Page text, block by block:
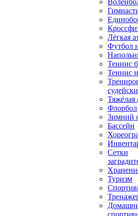
Лёгкая
Футбол
Теннис
Теннис
Тяжёлая
Флорбол
Зимний
Бассейн
Сетки
Туризм